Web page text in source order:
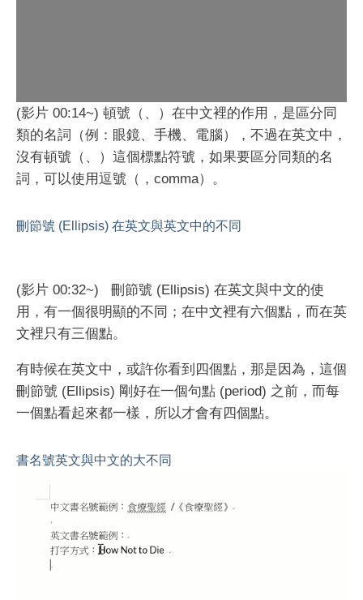
(影片 00:14~) 頓號（、）在中文裡的作用，是區分同
類的名詞（例：眼鏡、手機、電腦），不過在英文中，
沒有頓號（、）這個標點符號，如果要區分同類的名
詞，可以使用逗號（，comma）。
刪節號 (Ellipsis) 在英文與英文中的不同
(影片 00:32~) 刪節號 (Ellipsis) 在英文與中文的使
用，有一個很明顯的不同；在中文裡有六個點，而在英
文裡只有三個點。
有時候在英文中，或許你看到四個點，那是因為，這個
刪節號 (Ellipsis) 剛好在一個句點 (period) 之前，而每
一個點看起來都一樣，所以才會有四個點。
書名號英文與中文的大不同